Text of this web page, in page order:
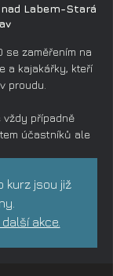
Labem-Stará
se zaměřením na
a kajakářky, kteří
proudu.
vždy případně
účastníků ale
kurz jsou již
akce.